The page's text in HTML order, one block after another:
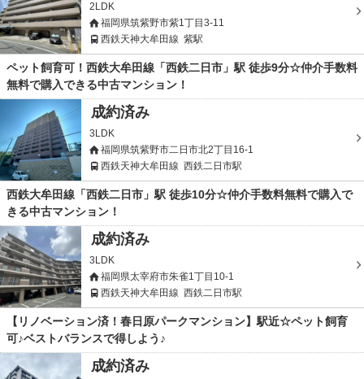
2LDK
福岡県筑紫野市紫1丁目3-11
西鉄天神大牟田線 紫駅
ペット飼育可！西鉄大牟田線「西鉄二日市」駅 徒歩9分☆仲介手数料
無料で購入できる中古マンション！
成約済み
3LDK
福岡県筑紫野市二日市北2丁目16-1
西鉄天神大牟田線 西鉄二日市駅
西鉄大牟田線「西鉄二日市」駅 徒歩10分☆仲介手数料無料で購入で
きる中古マンション！
成約済み
3LDK
福岡県太宰府市朱雀1丁目10-1
西鉄天神大牟田線 西鉄二日市駅
【リノベーション済！春日原パークマンション】駅近☆ペット飼育
可♪ベストバランスで得しよう♪
成約済み